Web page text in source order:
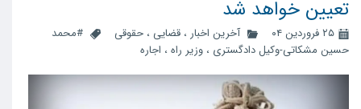
تعیین خواهد شد
۲۵ فروردین ۰۴ آخرین اخبار ، قضایی ، حقوقی
#محمد
حسین مشکاتی-وکیل دادگستری ، وزیر راه ، اجاره